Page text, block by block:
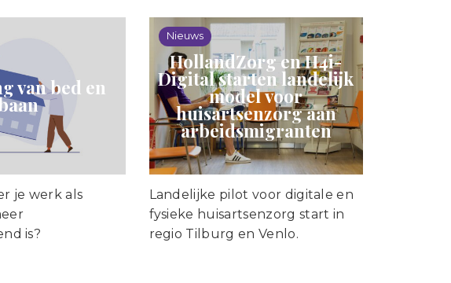
van bed en
je werk als
is?
Nieuws
HollandZorg en H4i-
Digital starten landelijk
model voor
huisartsenzorg aan
arbeidsmigranten
Landelijke pilot voor digitale en
fysieke huisartsenzorg start in
regio Tilburg en Venlo.